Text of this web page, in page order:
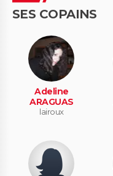
SES COPAINS
Adeline
ARAGUAS
lairoux